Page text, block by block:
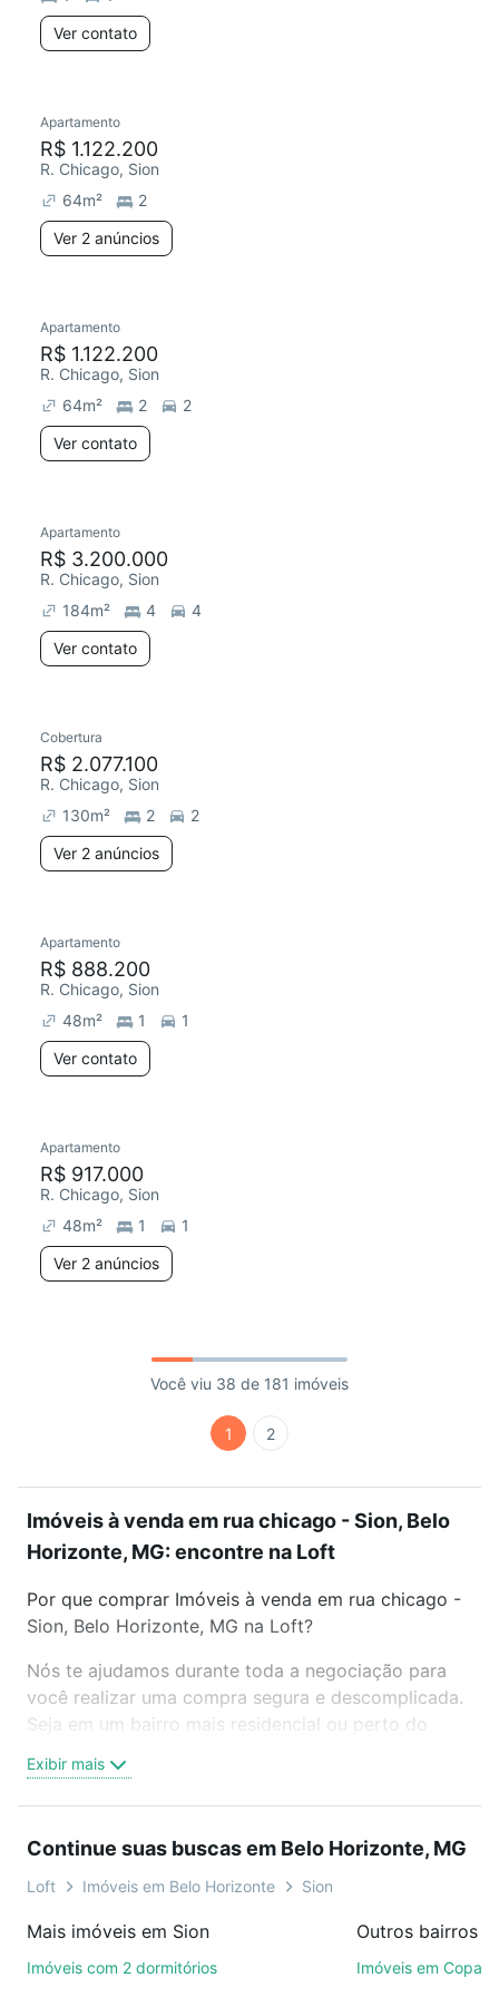
Ver contato
Apartamento
R$ 1.122.200
R. Chicago, Sion
64m²
2
Ver 2 anúncios
Apartamento
R$ 1.122.200
R. Chicago, Sion
64m² 2
2
Ver contato
Apartamento
R$ 3.200.000
R. Chicago, Sion
184m² 4
4
Ver contato
Cobertura
R$ 2.077.100
R. Chicago, Sion
130m² 2
2
Ver 2 anúncios
Apartamento
R$ 888.200
R. Chicago, Sion
48m² 1
1
Ver contato
Apartamento
R$ 917.000
R. Chicago, Sion
48m² 1
1
Ver 2 anúncios
Você viu 38 de 181 imóveis
1 2
Imóveis à venda em rua chicago - Sion, Belo
Horizonte, MG: encontre na Loft
Por que comprar Imóveis à venda em rua chicago -
Sion, Belo Horizonte, MG na Loft?
Nós te ajudamos durante toda a negociação para
você realizar uma compra segura e descomplicada.
Seja em um bairro mais residencial ou perto do
oferta ideal de Imóveis à venda em rua chicago -
Sion, Belo Horizonte, MG para conquistar seu sonho.
é grátis, sem compromisso e você ainda conta com
mais de 46 mil corretores e imobiliárias te ajudando
Como escolher um imóvel?
Exibir mais
Continue suas buscas em Belo Horizonte, MG
Loft Imóveis em Belo Horizonte Sion
Mais imóveis em Sion
Imóveis com 2 dormitórios
Imóveis em